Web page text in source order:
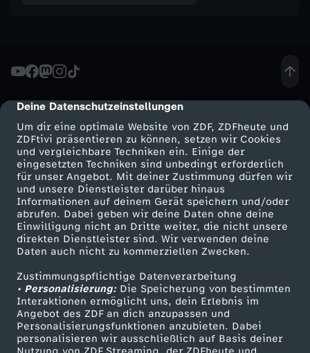
cmp-dialog-description
Deine Datenschutzeinstellungen
Um dir eine optimale Website von ZDF, ZDFheute und
ZDFtivi präsentieren zu können, setzen wir Cookies
und vergleichbare Techniken ein. Einige der
eingesetzten Techniken sind unbedingt erforderlich
für unser Angebot. Mit deiner Zustimmung dürfen wir
und unsere Dienstleister darüber hinaus
Informationen auf deinem Gerät speichern und/oder
abrufen. Dabei geben wir deine Daten ohne deine
Einwilligung nicht an Dritte weiter, die nicht unsere
direkten Dienstleister sind. Wir verwenden deine
Daten auch nicht zu kommerziellen Zwecken.
Zustimmungspflichtige Datenverarbeitung
• Personalisierung:Die Speicherung von bestimmten
Interaktionen ermöglicht uns, dein Erlebnis im
Angebot des ZDF an dich anzupassen und
Personalisierungsfunktionen anzubieten. Dabei
personalisieren wir ausschließlich auf Basis deiner
a
s
t
a
l
l
e
s
-
Mehr ZDF
ZDF-Apps
Smart TV
ZDFtext
Livestreams
Sendungen A-Z
TV-Programm
Service
ZDFmitreden
Kontakt zum ZDF
Tickets
Zuschauerservice
Hilfe